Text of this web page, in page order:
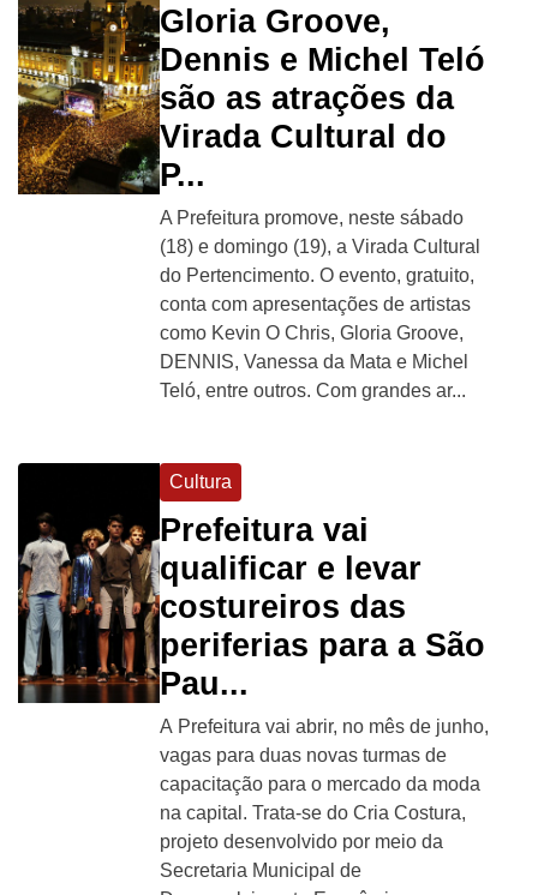
Gloria Groove,
Dennis e Michel Teló
são as atrações da
Virada Cultural do
P...
A Prefeitura promove, neste sábado
(18) e domingo (19), a Virada Cultural
do Pertencimento. O evento, gratuito,
conta com apresentações de artistas
como Kevin O Chris, Gloria Groove,
DENNIS, Vanessa da Mata e Michel
Teló, entre outros. Com grandes ar...
Cultura
Prefeitura vai
qualificar e levar
costureiros das
periferias para a São
Pau...
A Prefeitura vai abrir, no mês de junho,
vagas para duas novas turmas de
capacitação para o mercado da moda
na capital. Trata-se do Cria Costura,
projeto desenvolvido por meio da
Secretaria Municipal de